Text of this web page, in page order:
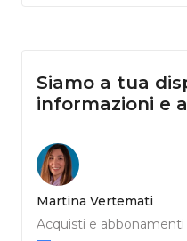
Siamo a tua
informazioni e
Martina Vertemati
Acquisti e abbonamenti